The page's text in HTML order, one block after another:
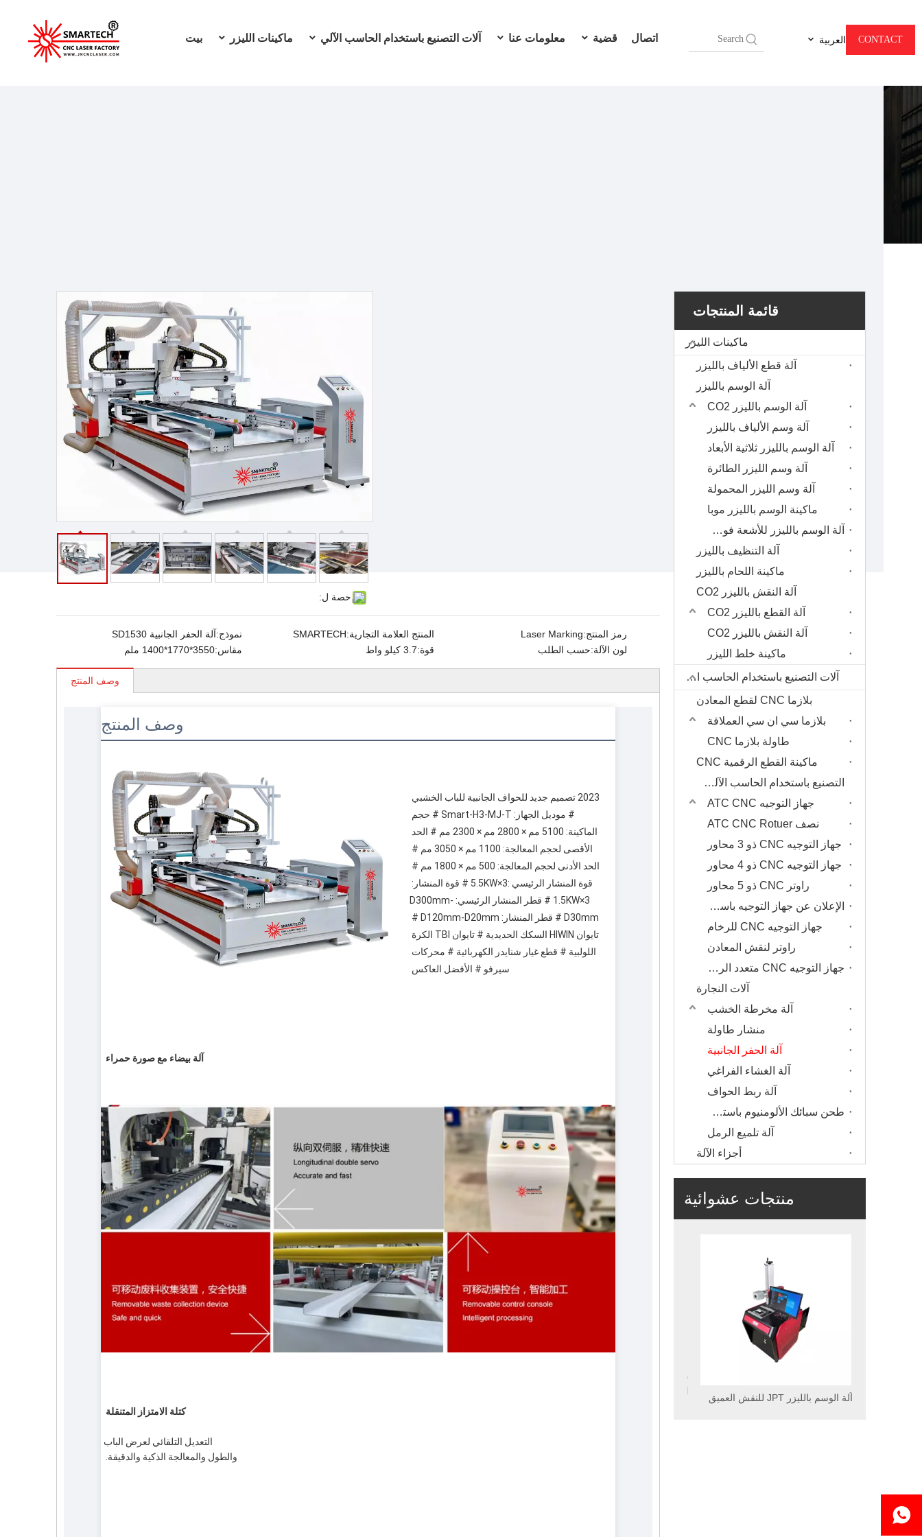
بيت ماكينات الليزر آلات التصنيع باستخدام الحاسب الآلي معلومات عنا قضية اتصال العربية CONTACT
حصة ل:
نموذج:آلة الحفر الجانبية SD1530 المنتج العلامة التجارية:SMARTECH رمز المنتج:Laser Marking
مقاس:3550*1770*1400 ملم قوة:3.7 كيلو واط لون الآلة:حسب الطلب
وصف المنتج
وصف المنتج
1.5KW×3 # قطر المنشار الرئيسي: D300mm-
سيرفو # الأفضل العاكس
آلة بيضاء مع صورة حمراء
كتلة الامتزاز المتنقلة
التعديل التلقائي لعرض الباب
والطول والمعالجة الذكية والدقيقة.
قائمة المنتجات
ماكينات الليزر
آلة قطع الألياف بالليزر
آلة الوسم بالليزر
آلة الوسم بالليزر CO2
آلة وسم الألياف بالليزر
آلة الوسم بالليزر ثلاثية الأبعاد
آلة وسم الليزر الطائرة
آلة وسم الليزر المحمولة
ماكينة الوسم بالليزر موبا
آلة الوسم بالليزر للأشعة فوق البنفسجية
آلة التنظيف بالليزر
ماكينة اللحام بالليزر
آلة النقش بالليزر CO2
آلة القطع بالليزر CO2
آلة النقش بالليزر CO2
ماكينة خلط الليزر
آلات التصنيع باستخدام الحاسب الآلي
بلازما CNC لقطع المعادن
بلازما سي ان سي العملاقة
طاولة بلازما CNC
ماكينة القطع الرقمية CNC
التصنيع باستخدام الحاسب الآلي جهاز التوجيه
جهاز التوجيه ATC CNC
نصف ATC CNC Rotuer
جهاز التوجيه CNC ذو 3 محاور
جهاز التوجيه CNC ذو 4 محاور
راوتر CNC ذو 5 محاور
الإعلان عن جهاز التوجيه باستخدام الحاسب الآلي
جهاز التوجيه CNC للرخام
راوتر لنقش المعادن
جهاز التوجيه CNC متعدد الرؤوس
آلات النجارة
آلة مخرطة الخشب
منشار طاولة
آلة الحفر الجانبية
آلة الغشاء الفراغي
آلة ربط الحواف
طحن سبائك الألومنيوم باستخدام الحاسب الآلي
آلة تلميع الرمل
أجزاء الآلة
منتجات عشوائية
آلة الوسم بالليزر JPT للنقش العميق